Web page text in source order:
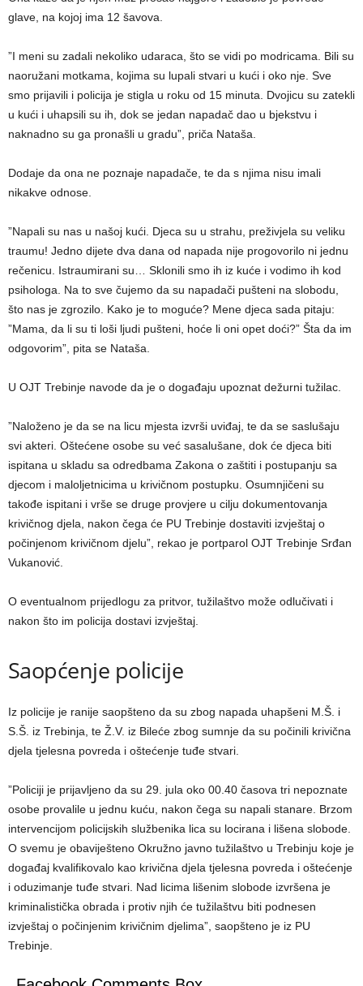
glave, na kojoj ima 12 šavova.
”I meni su zadali nekoliko udaraca, što se vidi po modricama. Bili su
naoružani motkama, kojima su lupali stvari u kući i oko nje. Sve
smo prijavili i policija je stigla u roku od 15 minuta. Dvojicu su zatekli
u kući i uhapsili su ih, dok se jedan napadač dao u bjekstvu i
naknadno su ga pronašli u gradu”, priča Nataša.
Dodaje da ona ne poznaje napadače, te da s njima nisu imali
nikakve odnose.
”Napali su nas u našoj kući. Djeca su u strahu, preživjela su veliku
traumu! Jedno dijete dva dana od napada nije progovorilo ni jednu
rečenicu. Istraumirani su… Sklonili smo ih iz kuće i vodimo ih kod
psihologa. Na to sve čujemo da su napadači pušteni na slobodu,
što nas je zgrozilo. Kako je to moguće? Mene djeca sada pitaju:
”Mama, da li su ti loši ljudi pušteni, hoće li oni opet doći?” Šta da im
odgovorim”, pita se Nataša.
U OJT Trebinje navode da je o događaju upoznat dežurni tužilac.
”Naloženo je da se na licu mjesta izvrši uviđaj, te da se saslušaju
svi akteri. Oštećene osobe su već sasalušane, dok će djeca biti
ispitana u skladu sa odredbama Zakona o zaštiti i postupanju sa
djecom i maloljetnicima u krivičnom postupku. Osumnjičeni su
takođe ispitani i vrše se druge provjere u cilju dokumentovanja
krivičnog djela, nakon čega će PU Trebinje dostaviti izvještaj o
počinjenom krivičnom djelu”, rekao je portparol OJT Trebinje Srđan
Vukanović.
O eventualnom prijedlogu za pritvor, tužilaštvo može odlučivati i
nakon što im policija dostavi izvještaj.
Saopćenje policije
Iz policije je ranije saopšteno da su zbog napada uhapšeni M.Š. i
S.Š. iz Trebinja, te Ž.V. iz Bileće zbog sumnje da su počinili krivična
djela tjelesna povreda i oštećenje tuđe stvari.
”Policiji je prijavljeno da su 29. jula oko 00.40 časova tri nepoznate
osobe provalile u jednu kuću, nakon čega su napali stanare. Brzom
intervencijom policijskih službenika lica su locirana i lišena slobode.
O svemu je obaviješteno Okružno javno tužilaštvo u Trebinju koje je
događaj kvalifikovalo kao krivična djela tjelesna povreda i oštećenje
i oduzimanje tuđe stvari. Nad licima lišenim slobode izvršena je
kriminalistička obrada i protiv njih će tužilaštvu biti podnesen
izvještaj o počinjenim krivičnim djelima”, saopšteno je iz PU
Trebinje.